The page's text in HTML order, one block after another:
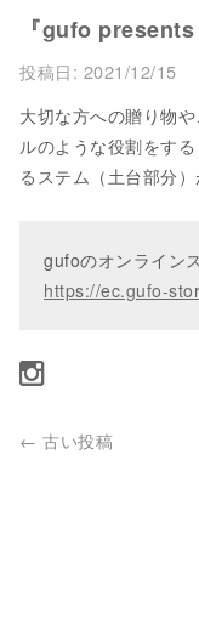
『gufo
投稿日: 2021/12/15
大切な方への贈り物
ルのような役割をす
るステム（土台部分
gufoのオンライン
https://ec.gufo-
← 古い投稿